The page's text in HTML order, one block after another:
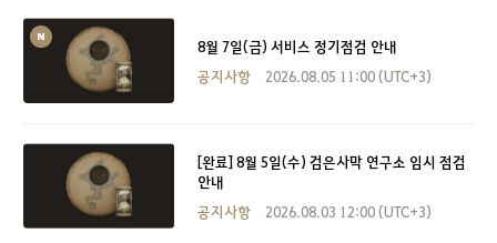
8월 7일(금) 서비스 정기점검 안내
공지사항
2026.08.05 11:00 (UTC+3)
[완료] 8월 5일(수) 검은사막 연구소 임시 점검
안내
공지사항
2026.08.03 12:00 (UTC+3)